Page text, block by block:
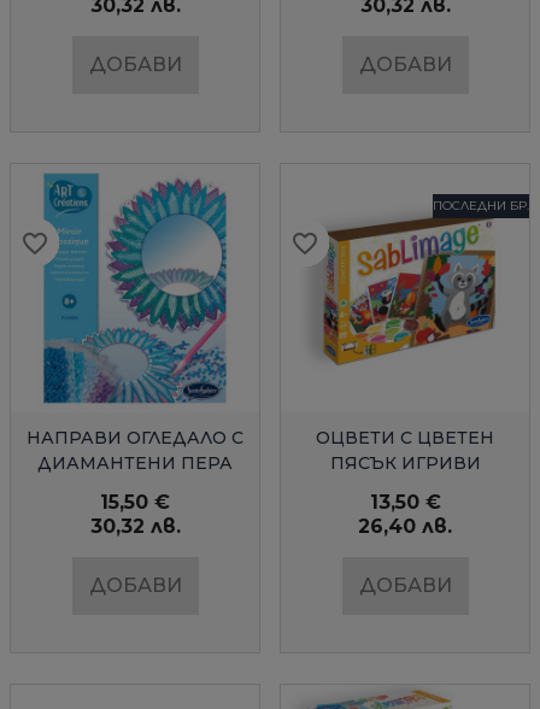
30,32 лв.
ДОБАВИ
30,32 лв.
ДОБАВИ
БЪРЗ ПРЕГЛЕД
НАПРАВИ ОГЛЕДАЛО С
ДИАМАНТЕНИ ПЕРА
15,50 €
30,32 лв.
ДОБАВИ
favorite_border
favorite_border
favorite_border
favorite_border
favorite_border
БЪРЗ ПРЕГЛЕД
ПОСЛЕДНИ БР.
ОЦВЕТИ С ЦВЕТЕН
ПЯСЪК ИГРИВИ
13,50 €
26,40 лв.
ДОБАВИ
favorite_border
favorite_border
favorite_border
favorite_border
favorite_border